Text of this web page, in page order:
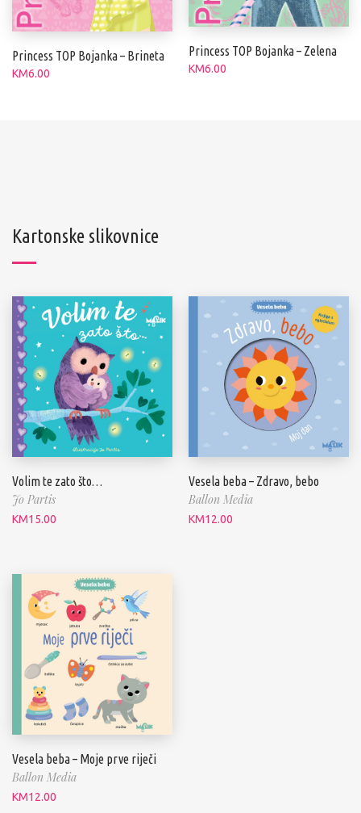
Princess TOP Bojanka – Brineta
KM6.00
Princess TOP Bojanka – Zelena
KM6.00
Kartonske slikovnice
Volim te zato što…
Jo Partis
KM15.00
Vesela beba – Zdravo, bebo
Ballon Media
KM12.00
Vesela beba – Moje prve riječi
Ballon Media
KM12.00